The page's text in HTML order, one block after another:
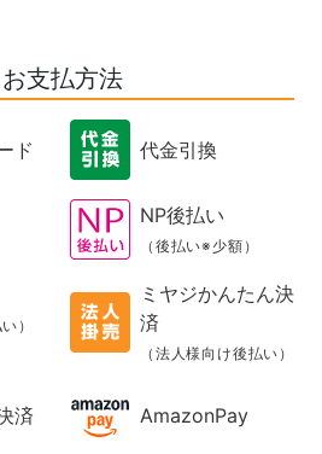
支払方法
ド 代金引換
NP後払い
（後払い※少額）
）
ミヤジかんたん決
済
（法人様向け後払い）
済 AmazonPay